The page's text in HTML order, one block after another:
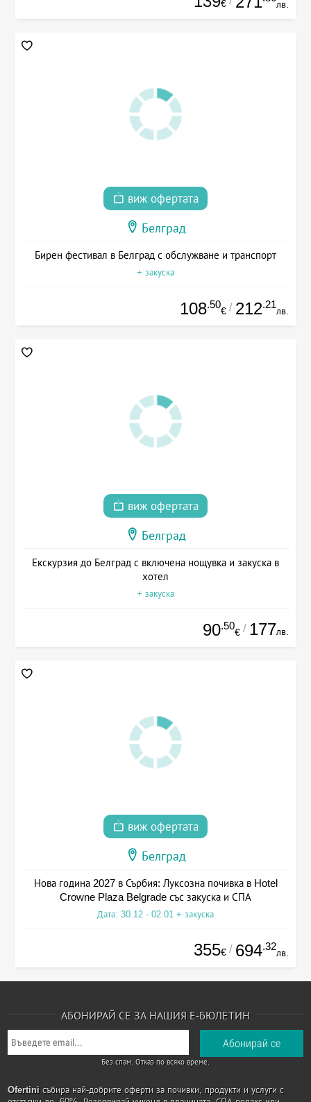
€ лв.
виж офертата
Белград
Бирен фестивал в Белград с обслужване и транспорт
+ закуска
108.50
€ / 212.21
лв.
виж офертата
Белград
Екскурзия до Белград с включена нощувка и закуска в
хотел
+ закуска
90.50
€ / 177лв.
виж офертата
Белград
Нова година 2027 в Сърбия: Луксозна почивка в Hotel
Crowne Plaza Belgrade със закуска и СПА
Дата: 30.12 - 02.01 + закуска
355€ / 694.32
лв.
АБОНИРАЙ СЕ ЗА НАШИЯ Е-БЮЛЕТИН
Без спам. Отказ по всяко време.
Ofertini събира най-добрите оферти за почивки, продукти и услуги с